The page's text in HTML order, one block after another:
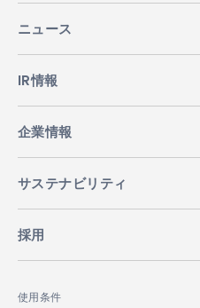
ニュース
IR情報
企業情報
サステナビリティ
採用
使用条件